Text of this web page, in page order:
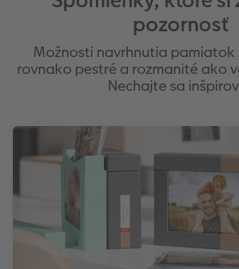
pozornosť
Možnosti navrhnutia pamiatok
rovnako pestré a rozmanité ako
Nechajte sa